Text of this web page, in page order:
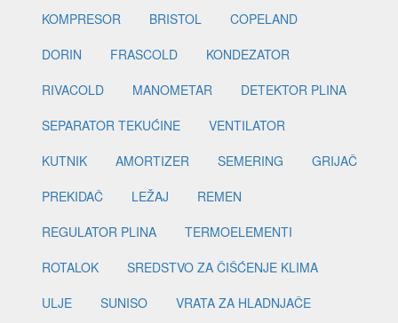
KOMPRESOR
BRISTOL
COPELAND
DORIN
FRASCOLD
KONDEZATOR
RIVACOLD
MANOMETAR
DETEKTOR PLINA
SEPARATOR TEKUĆINE
VENTILATOR
KUTNIK
AMORTIZER SEMERING
GRIJAČ
PREKIDAČ
LEŽAJ
REMEN
REGULATOR PLINA
TERMOELEMENTI
ROTALOK
SREDSTVO ZA ČIŠĆENJE KLIMA
ULJE
SUNISO
VRATA ZA HLADNJAČE